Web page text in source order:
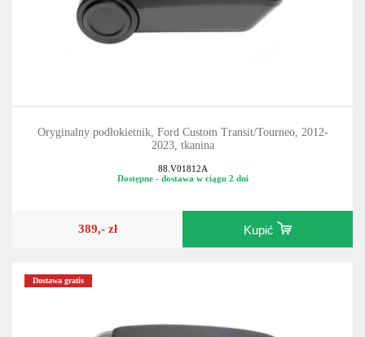
Oryginalny podłokietnik, Ford Custom Transit/Tourneo, 2012-
2023, tkanina
88.V01812A
Dostępne - dostawa w ciągu 2 dni
389,- zł Kupić
Dostawa gratis